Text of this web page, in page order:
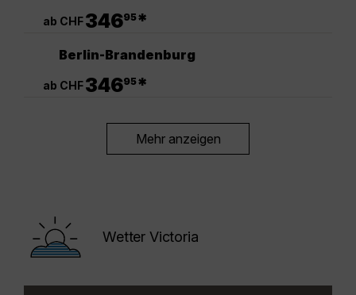
ab CHF34695*
Berlin-Brandenburg
ab CHF34695*
Mehr anzeigen
Wetter Victoria